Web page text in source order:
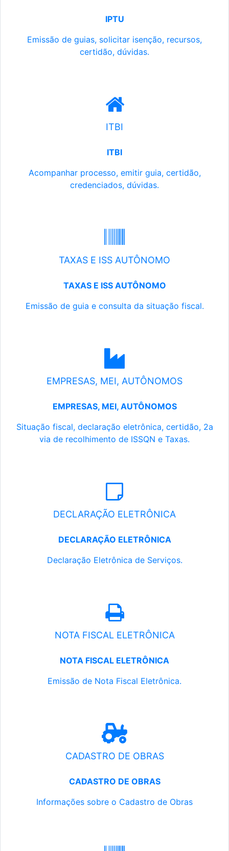
IPTU
Emissão de guias, solicitar isenção, recursos,
certidão, dúvidas.
ITBI
ITBI
Acompanhar processo, emitir guia, certidão,
credenciados, dúvidas.
TAXAS E ISS AUTÔNOMO
TAXAS E ISS AUTÔNOMO
Emissão de guia e consulta da situação fiscal.
EMPRESAS, MEI, AUTÔNOMOS
EMPRESAS, MEI, AUTÔNOMOS
Situação fiscal, declaração eletrônica, certidão, 2a
via de recolhimento de ISSQN e Taxas.
DECLARAÇÃO ELETRÔNICA
DECLARAÇÃO ELETRÔNICA
Declaração Eletrônica de Serviços.
NOTA FISCAL ELETRÔNICA
NOTA FISCAL ELETRÔNICA
Emissão de Nota Fiscal Eletrônica.
CADASTRO DE OBRAS
CADASTRO DE OBRAS
Informações sobre o Cadastro de Obras